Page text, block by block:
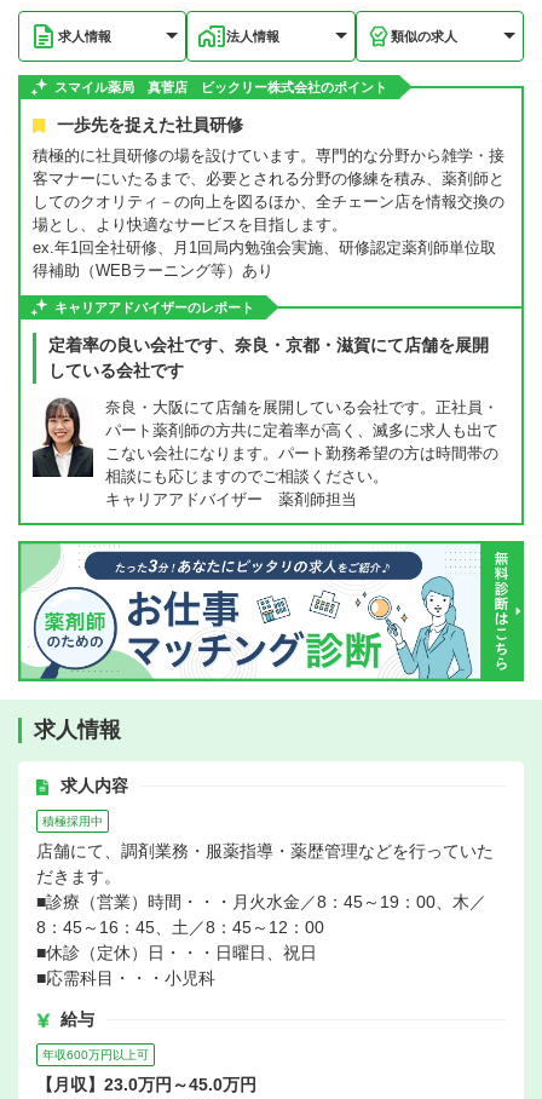
求人情報 法人情報 類似の求人
スマイル薬局 真菅店 ビックリー株式会社のポイント
一歩先を捉えた社員研修
積極的に社員研修の場を設けています。専門的な分野から雑学・接
客マナーにいたるまで、必要とされる分野の修練を積み、薬剤師と
してのクオリティ－の向上を図るほか、全チェーン店を情報交換の
場とし、より快適なサービスを目指します。
ex.年1回全社研修、月1回局内勉強会実施、研修認定薬剤師単位取
得補助（WEBラーニング等）あり
キャリアアドバイザーのレポート
定着率の良い会社です、奈良・京都・滋賀にて店舗を展開
している会社です
奈良・大阪にて店舗を展開している会社です。正社員・
パート薬剤師の方共に定着率が高く、滅多に求人も出て
こない会社になります。パート勤務希望の方は時間帯の
相談にも応じますのでご相談ください。
キャリアアドバイザー 薬剤師担当
求人情報
求人内容
積極採用中
店舗にて、調剤業務・服薬指導・薬歴管理などを行っていた
だきます。
■診療（営業）時間・・・月火水金／8：45～19：00、木／
8：45～16：45、土／8：45～12：00
■休診（定休）日・・・日曜日、祝日
■応需科目・・・小児科
給与
年収600万円以上可
【月収】23.0万円～45.0万円